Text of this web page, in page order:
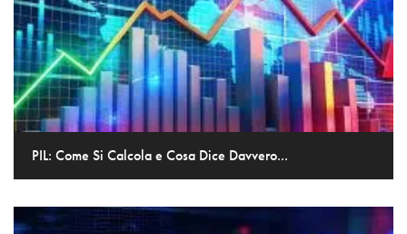
PIL: Come Si Calcola e Cosa Dice Davvero...